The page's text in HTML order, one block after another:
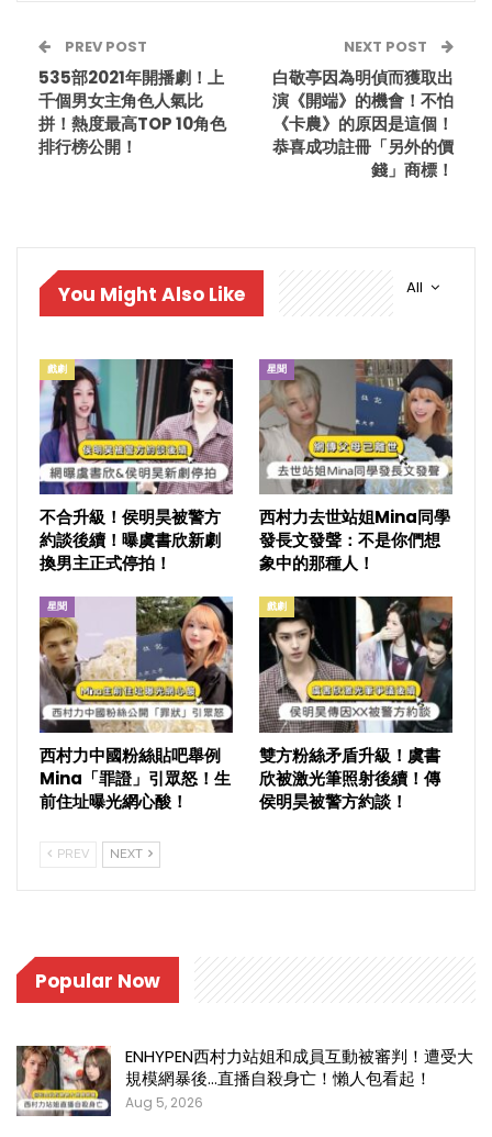
PREV POST
535部2021年開播劇！上
千個男女主角色人氣比
拼！熱度最高TOP 10角色
排行榜公開！
NEXT POST
白敬亭因為明偵而獲取出
演《開端》的機會！不怕
《卡農》的原因是這個！
恭喜成功註冊「另外的價
錢」商標！
All
You Might Also Like
戲劇
不合升級！侯明昊被警方
約談後續！曝虞書欣新劇
換男主正式停拍！
星聞
西村力去世站姐Mina同學
發長文發聲：不是你們想
象中的那種人！
星聞
西村力中國粉絲貼吧舉例
Mina「罪證」引眾怒！生
前住址曝光網心酸！
戲劇
雙方粉絲矛盾升級！虞書
欣被激光筆照射後續！傳
侯明昊被警方約談！
PREV NEXT
Popular Now
ENHYPEN西村力站姐和成員互動被審判！遭受大
規模網暴後…直播自殺身亡！懶人包看起！
Aug 5, 2026